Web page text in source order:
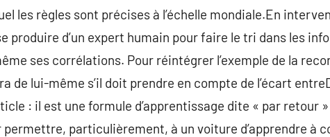
les règles sont précises à l’échelle mondiale.En
produire d’un expert humain pour faire le tri dans les
ses corrélations. Pour réintégrer l’exemple de la
de lui-même s’il doit prendre en compte de l’écart
: il est une formule d’apprentissage dite « par retour
particulièrement, à un voiture d’apprendre à